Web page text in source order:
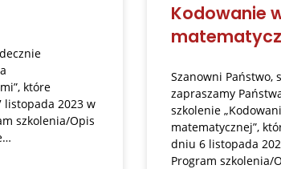
które
2023 w
szkolenia/Opis
Kodowanie
Szanowni Państwo,
zapraszamy
szkolenie
matematycznej”,
dniu 6 listopada
Program szkolenia/